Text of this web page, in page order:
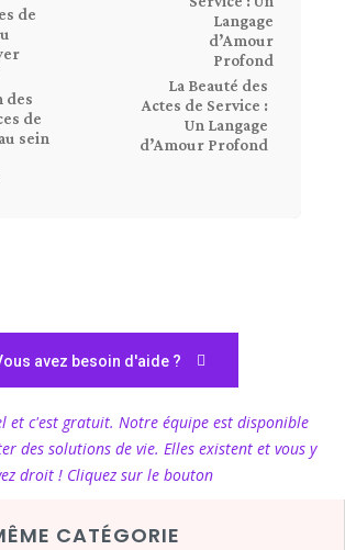
des
de
sein
La Beauté des
Actes de Service :
Un Langage
d’Amour Profond
avez besoin d'aide ?
et c'est gratuit. Notre équipe est disponible
des solutions de vie. Elles existent et vous y
droit ! Cliquez sur le bouton
CATÉGORIE